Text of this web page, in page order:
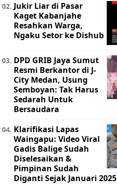
Jukir Liar di Pasar
Kaget Kabanjahe
Resahkan Warga,
Ngaku Setor ke Dishub
DPD GRIB Jaya Sumut
Resmi Berkantor di J-
City Medan, Usung
Semboyan: Tak Harus
Sedarah Untuk
Bersaudara
Klarifikasi Lapas
Waingapu: Video Viral
Gadis Balige Sudah
Diselesaikan &
Pimpinan Sudah
Diganti Sejak Januari 2025